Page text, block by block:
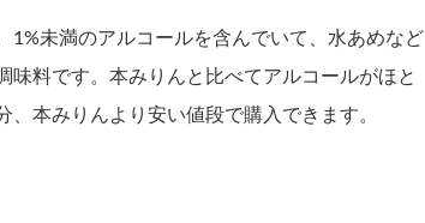
1%未満のアルコールを含んでいて、水あめなど
料です。本みりんと比べてアルコールがほと
本みりんより安い値段で購入できます。